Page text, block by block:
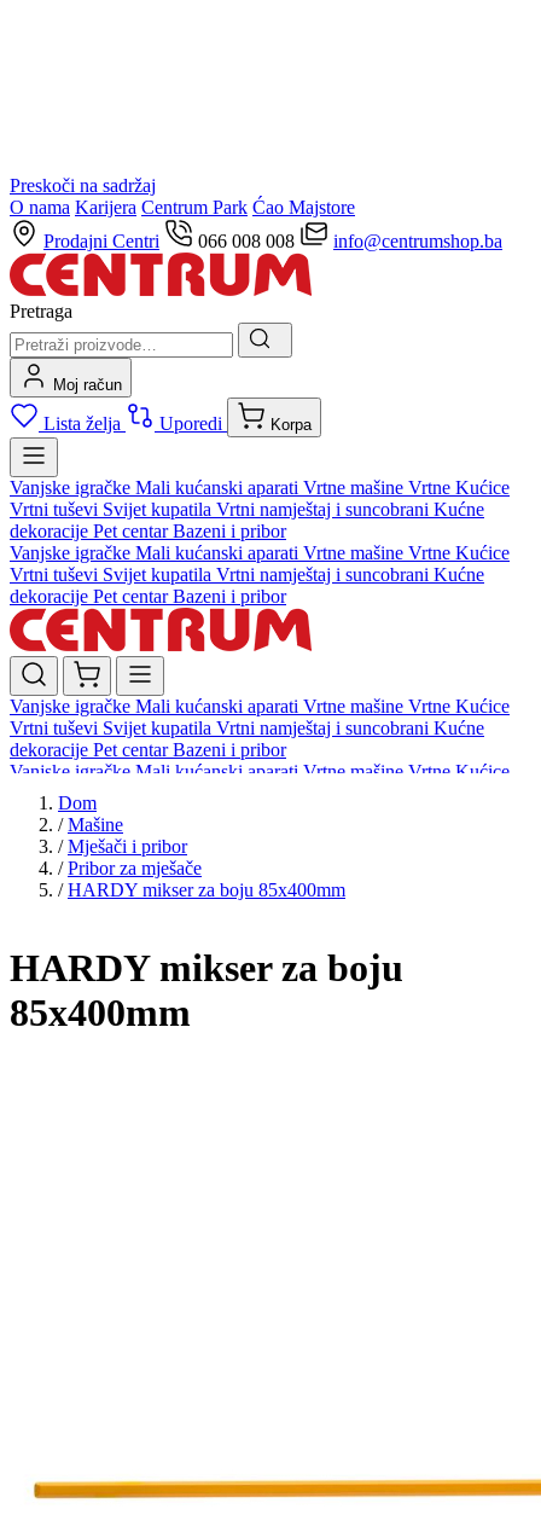
Preskoči na sadržaj
O nama Karijera Centrum Park Ćao Majstore
Prodajni Centri
066 008 008 info@centrumshop.ba
Pretraga
Moj račun
Lista želja Uporedi Korpa
Vanjske igračke Mali kućanski aparati Vrtne mašine Vrtne Kućice
Vrtni tuševi Svijet kupatila Vrtni namještaj i suncobrani Kućne
dekoracije Pet centarBazeni i pribor
Vanjske igračke Mali kućanski aparati Vrtne mašine Vrtne Kućice
Vrtni tuševi Svijet kupatila Vrtni namještaj i suncobrani Kućne
dekoracije Pet centarBazeni i pribor
Vanjske igračke Mali kućanski aparati Vrtne mašine Vrtne Kućice
Vrtni tuševi Svijet kupatila Vrtni namještaj i suncobrani Kućne
dekoracije Pet centarBazeni i pribor
Vanjske igračke Mali kućanski aparati Vrtne mašine Vrtne Kućice
Vrtni tuševi
dekoracijePet centar
Dom
/ Mašine
/ Mješači i pribor
/ Pribor za mješače
/ HARDY mikser za boju 85x400mm
HARDY mikser za boju
85x400mm